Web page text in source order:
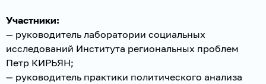
Участники:
— руководитель лаборатории социальных
исследований Института региональных проблем
Петр КИРЬЯН;
— руководитель практики политического анализа